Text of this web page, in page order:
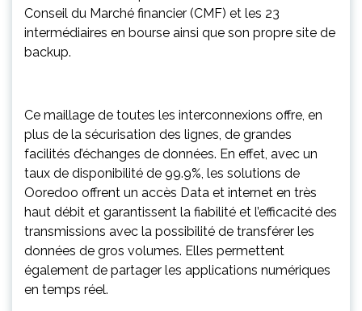
Conseil du Marché financier (CMF) et les 23
intermédiaires en bourse ainsi que son propre site de
backup.
Ce maillage de toutes les interconnexions offre, en
plus de la sécurisation des lignes, de grandes
facilités d’échanges de données. En effet, avec un
taux de disponibilité de 99.9%, les solutions de
Ooredoo offrent un accès Data et internet en très
haut débit et garantissent la fiabilité et l’efficacité des
transmissions avec la possibilité de transférer les
données de gros volumes. Elles permettent
également de partager les applications numériques
en temps réel.